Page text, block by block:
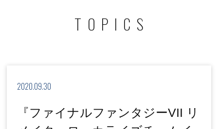
TOPICS
2020.09.30
『ファイナルファンタジーVII リ